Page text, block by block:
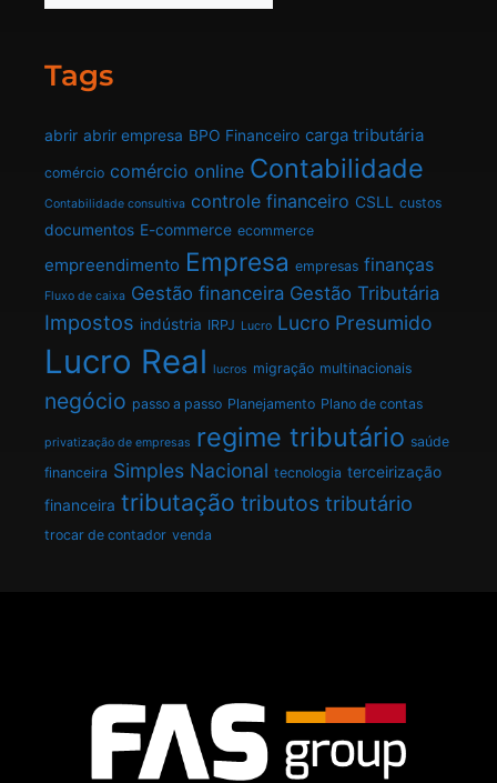
Tags
abrir abrir empresa BPO Financeiro carga tributária
comércio comércio online Contabilidade
Contabilidade consultiva controle financeiro CSLL custos
documentos E-commerce ecommerce
empreendimento Empresa empresas finanças
Fluxo de caixa Gestão financeira Gestão Tributária
Impostos indústria IRPJ Lucro Lucro Presumido
Lucro Real lucros migração multinacionais
negócio passo a passo Planejamento Plano de contas
privatização de empresas regime tributário saúde
financeira Simples Nacional tecnologia terceirização
financeira tributação tributos tributário
trocar de contador venda